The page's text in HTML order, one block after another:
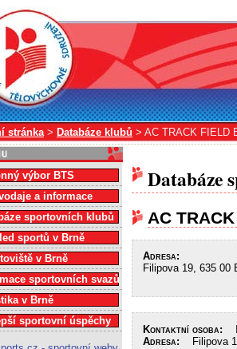
stránka> Databáze klubů > AC TRACK FIELD
Databáze
AC
Adresa:
Filipova 19, 635 00
Kontaktní osoba:
Adresa: Filipova
výbor BTS
a informace
sportovních klubů
sportů v Brně
v Brně
sportovních svazů
v Brně
sportovní úspěchy